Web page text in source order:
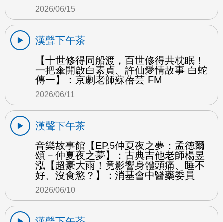
2026/06/15
漢聲下午茶
【十世修得同船渡，百世修得共枕眠！
一把傘開啟白素貞、許仙愛情故事 白蛇
傳一】：京劇老師蘇蓓芸 FM
2026/06/11
漢聲下午茶
音樂故事館【EP.5仲夏夜之夢：孟德爾
頌－仲夏夜之夢】：古典吉他老師楊昱
泓【超豪大雨！竟影響身體頭痛、睡不
好、沒食慾？】：消基會中醫藥委員
2026/06/10